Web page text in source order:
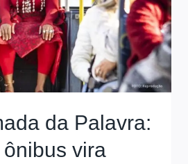
da Palavra:
vira